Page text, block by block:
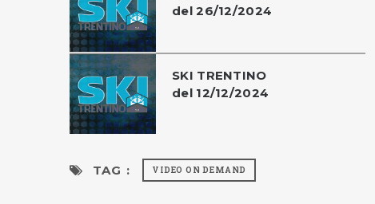
del 26/12/2024
SKI TRENTINO
del 12/12/2024
TAG : VIDEO ON DEMAND